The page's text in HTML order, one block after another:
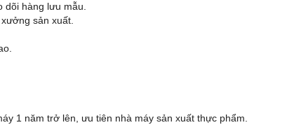
hàng lưu mẫu.
sản xuất.
1 năm trở lên, ưu tiên nhà máy sản xuất thực phẩm.